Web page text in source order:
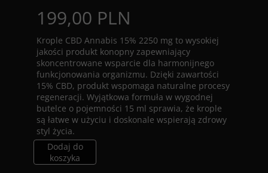
Dodaj do
koszyka
Krople CBD Annabis 15% 2250 mg to wysokiej
jakości produkt konopny zapewniający
skoncentrowane wsparcie dla harmonijnego
funkcjonowania organizmu. Dzięki zawartości
15% CBD, produkt wspomaga naturalne procesy
regeneracji. Wyjątkowa formuła w wygodnej
butelce o pojemności 15 ml sprawia, że krople
są łatwe w użyciu i doskonale wspierają zdrowy
styl życia.
199,00 PLN